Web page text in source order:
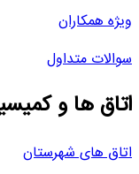
ویژه همکاران
سوالات متداول
اتاق ها و
اتاق های شهرستان